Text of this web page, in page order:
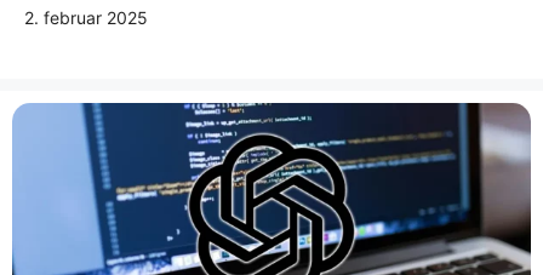
2. februar 2025